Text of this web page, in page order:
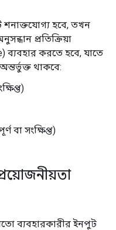
শনাক্তযোগ্য হবে, তখন
প্রতিক্রিয়া
ব্যবহার করতে হবে, যাতে
থাকবে:
বা সংক্ষিপ্ত)
ব্যবহারকারীর ইনপুট